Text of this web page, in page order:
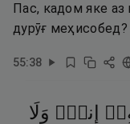
Пас, кадом яке
дурӯғ меҳисобед?
55:38
إِنسٌۭ وَلَا